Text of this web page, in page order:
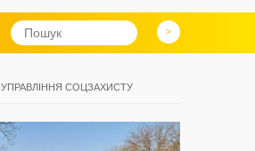
УПРАВЛІННЯ СОЦЗАХИСТУ